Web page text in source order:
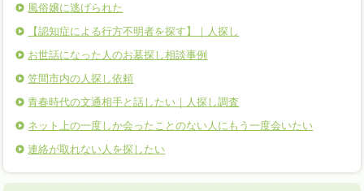
風俗嬢に逃げられた
【認知症による行方不明者を探す】｜人探し
お世話になった人のお墓探し相談事例
笠間市内の人探し依頼
青春時代の文通相手と話したい｜人探し調査
ネット上の一度しか会ったことのない人にもう一度会いたい
連絡が取れない人を探したい